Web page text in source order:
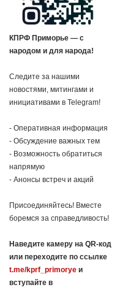
КПРФ Приморье — с
народом и для народа!
Следите за нашими
новостями, митингами и
инициативами в Telegram!
- Оперативная информация
- Обсуждение важных тем
- Возможность обратиться
напрямую
- Анонсы встреч и акций
Присоединяйтесь! Вместе
боремся за справедливость!
Наведите камеру на QR-код
или переходите по ссылке
t.me/kprf_primorye и
вступайте в